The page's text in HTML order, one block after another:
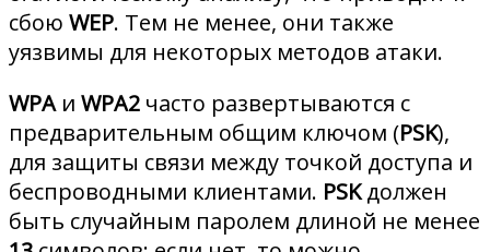
сбою WEP. Тем не менее, они также
уязвимы для некоторых методов атаки.
WPAи WPA2 часто развертываются с
предварительным общим ключом (PSK),
для защиты связи между точкой доступа и
беспроводными клиентами. PSKдолжен
быть случайным паролем длиной не менее